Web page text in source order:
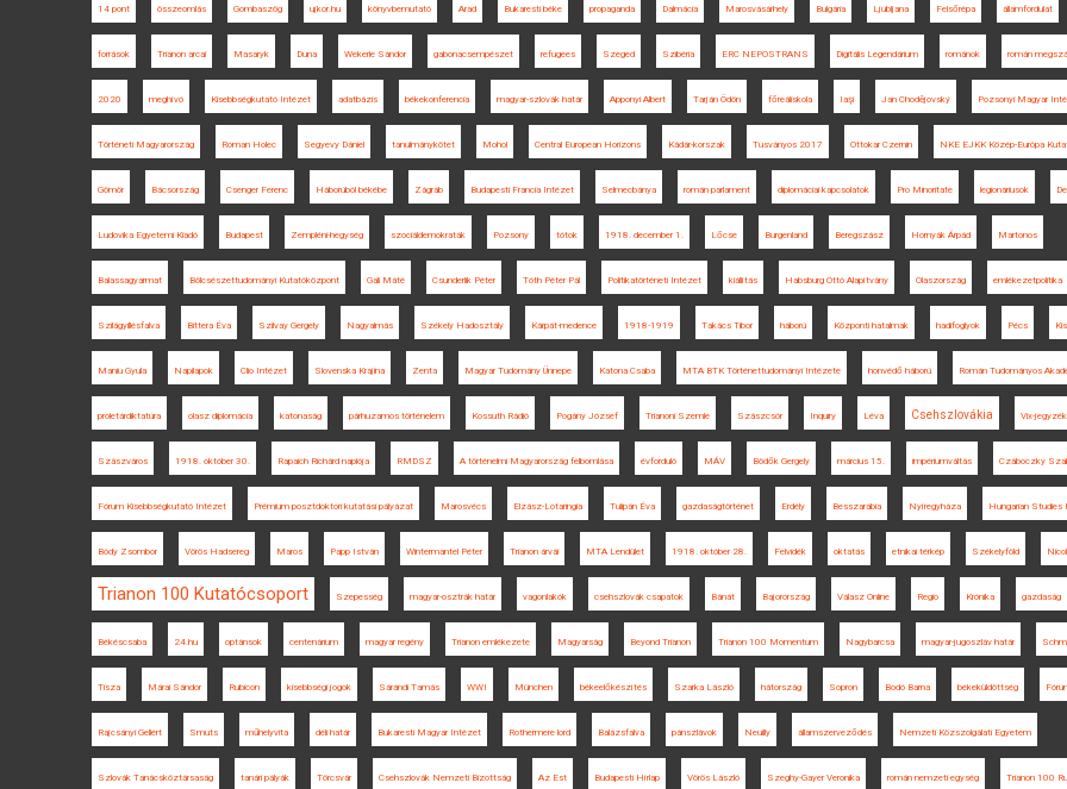
14 pont összeomlás Gombaszög ujkor.hu könyvbemutató Arad Bukaresti béke propaganda Dalmácia Marosvásárhely Bulgária Ljubljana Felsőrépa államfordulat
források Trianon arcai Masaryk Duna Wekerle Sándor gabonacsempészet refugees Szeged Szibéria ERC NEPOSTRANS Digitális Legendárium románok román
2020 meghívó Kisebbségkutató Intézet adatbázis békekonferencia magyar-szlovák határ Apponyi Albert Tarján Ödön főreáliskola Iaşi Jan Chodějovský Pozsonyi Magyar
Történeti Magyarország Roman Holec Segyevy Dániel tanulmánykötet Mohol Central European Horizons Kádár-korszak Tusványos 2017 Ottokar Czernin NKE EJKK Közép-Európa
Gömör Bácsország Csenger Ferenc Háborúból békébe Zágráb Budapesti Francia Intézet Selmecbánya román parlament diplomáciai kapcsolatok Pro Minoritate legionáriusok
Ludovika Egyetemi Kiadó Budapest Zempléni-hegység szociáldemokraták Pozsony tótok 1918. december 1. Lőcse Burgenland Beregszász Hornyák Árpád Martonos
Balassagyarmat Bölcsészettudományi Kutatóközpont Gali Máté Csunderlik Péter Tóth Péter Pál Politikatörténeti Intézet kiállítás Habsburg Ottó Alapítvány Olaszország emlékezetpolitika
Szilágyillésfalva Bittera Éva Szilvay Gergely Nagyalmás Székely Hadosztály Kárpát-medence 1918-1919 Takács Tibor háború Központi hatalmak hadifoglyok Pécs
Maniu Gyula Napilapok Clio Intézet Slovenska Krajina Zenta Magyar Tudomány Ünnepe Katona Csaba MTA BTK Történettudományi Intézete honvédő háború Román Tudományos
proletárdiktatúra olasz diplomácia katonaság párhuzamos történelem Kossuth Rádió Pogány József Trianoni Szemle Szászcsór Inquiry Léva Csehszlovákia Vix-jegyzék
Szászváros 1918. október 30. Rapaich Richárd naplója RMDSZ A történelmi Magyarország felbomlása évforduló MÁV Bödők Gergely március 15. impériumváltás Czáboczky
Fórum Kisebbségkutató Intézet Prémium posztdoktori kutatási pályázat Marosvécs Elzász-Lotaringia Tulipán Éva gazdaságtörténet Erdély Besszarábia Nyíregyháza Hungarian Studies
Bódy Zsombor Vörös Hadsereg Maros Papp István Wintermantel Péter Trianon árvái MTA Lendület 1918. október 28. Felvidék oktatás etnikai térkép Székelyföld
Trianon 100 Kutatócsoport Szepesség magyar-osztrák határ vagonlakók csehszlovák csapatok Bánát Bajorország Válasz Online Regio Krónika gazdaság
Békéscsaba 24.hu optánsok centenárium magyar regény Trianon emlékezete Magyarság Beyond Trianon Trianon 100 Momentum Nagybarcsa magyar-jugoszláv határ
Tisza Márai Sándor Rubicon kisebbségi jogok Sárándi Tamás WWI München békeelőkészítés Szarka László hátország Sopron Bodó Barna békeküldöttség
Rajcsányi Gellért Smuts műhelyvita déli határ Bukaresti Magyar Intézet Rothermere lord Balázsfalva pánszlávok Neuilly államszerveződés Nemzeti Közszolgálati Egyetem
Szlovák Tanácsköztársaság tanári pályák Törcsvár Csehszlovák Nemzeti Bizottság Az Est Budapesti Hírlap Vörös László Szeghy-Gayer Veronika román nemzeti egység Trianon 100